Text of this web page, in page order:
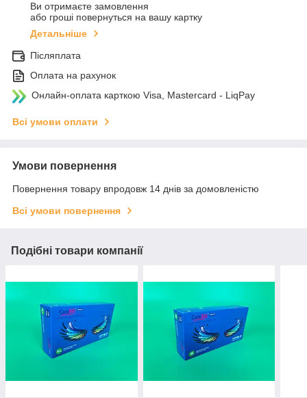
Ви отримаєте замовлення
або гроші повернуться на вашу картку
Детальніше
Післяплата
Оплата на рахунок
Онлайн-оплата карткою Visa, Mastercard - LiqPay
Всі умови оплати
Умови повернення
Повернення товару впродовж 14 днів за домовленістю
Всі умови повернення
Подібні товари компанії